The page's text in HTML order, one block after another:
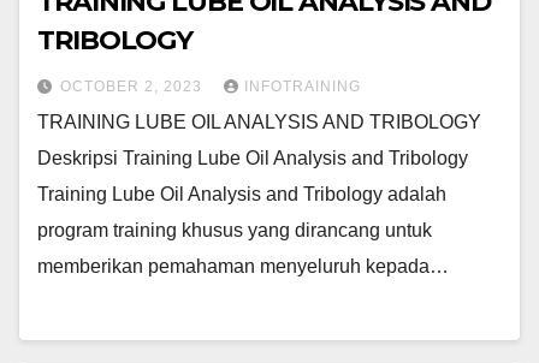
TRIBOLOGY
OCTOBER 2, 2023 INFOTRAINING
TRAINING LUBE OIL ANALYSIS AND TRIBOLOGY
Deskripsi Training Lube Oil Analysis and Tribology
Training Lube Oil Analysis and Tribology adalah
program training khusus yang dirancang untuk
memberikan pemahaman menyeluruh kepada…